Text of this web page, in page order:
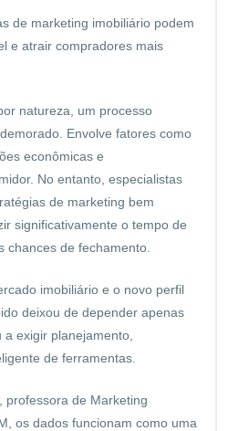
de marketing imobiliário podem
e atrair compradores mais
natureza, um processo
Envolve fatores como
econômicas e
No entanto, especialistas
de marketing bem
significativamente o tempo de
chances de fechamento.
imobiliário e o novo perfil
deixou de depender apenas
exigir planejamento,
de ferramentas.
, professora de Marketing
os dados funcionam como uma